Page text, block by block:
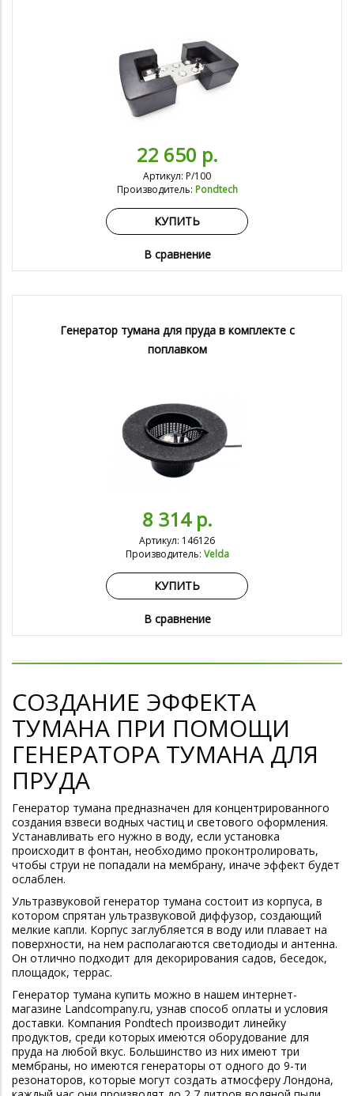
22 650 р.
Артикул: P/100
Производитель: Pondtech
КУПИТЬ
В сравнение
Генератор тумана для пруда в комплекте с
поплавком
8 314 р.
Артикул: 146126
Производитель: Velda
КУПИТЬ
В сравнение
СОЗДАНИЕ ЭФФЕКТА
ТУМАНА ПРИ ПОМОЩИ
ГЕНЕРАТОРА ТУМАНА ДЛЯ
ПРУДА
Генератор тумана предназначен для концентрированного
создания взвеси водных частиц и светового оформления.
Устанавливать его нужно в воду, если установка
происходит в фонтан, необходимо проконтролировать,
чтобы струи не попадали на мембрану, иначе эффект будет
ослаблен.
Ультразвуковой генератор тумана состоит из корпуса, в
котором спрятан ультразвуковой диффузор, создающий
мелкие капли. Корпус заглубляется в воду или плавает на
поверхности, на нем располагаются светодиоды и антенна.
Он отлично подходит для декорирования садов, беседок,
площадок, террас.
Генератор тумана купить можно в нашем интернет-
магазине Landcompany.ru, узнав способ оплаты и условия
доставки. Компания Pondtech производит линейку
продуктов, среди которых имеются оборудование для
пруда на любой вкус. Большинство из них имеют три
мембраны, но имеются генераторы от одного до 9-ти
резонаторов, которые могут создать атмосферу Лондона,